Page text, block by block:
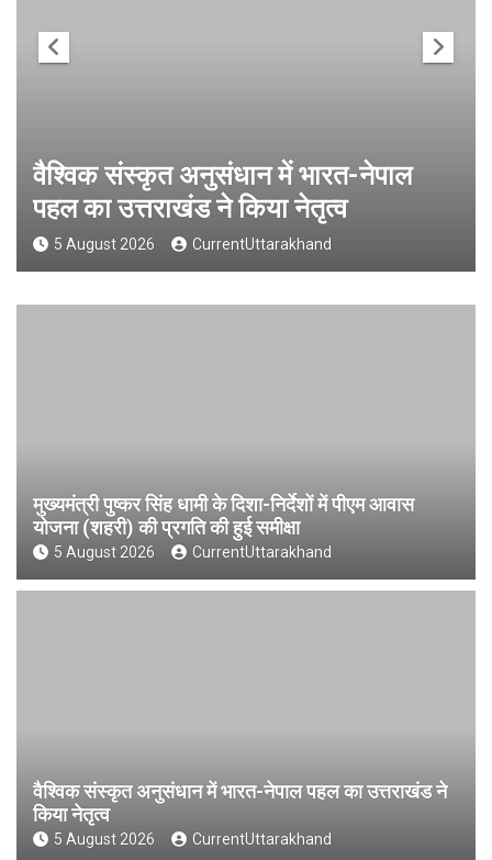
वैश्विक संस्कृत अनुसंधान में भारत-नेपाल
पहल का उत्तराखंड ने किया नेतृत्व
5 August 2026 CurrentUttarakhand
मुख्यमंत्री पुष्कर सिंह धामी के दिशा-निर्देशों में पीएम आवास
योजना (शहरी) की प्रगति की हुई समीक्षा
5 August 2026 CurrentUttarakhand
वैश्विक संस्कृत अनुसंधान में भारत-नेपाल पहल का उत्तराखंड ने
किया नेतृत्व
5 August 2026 CurrentUttarakhand